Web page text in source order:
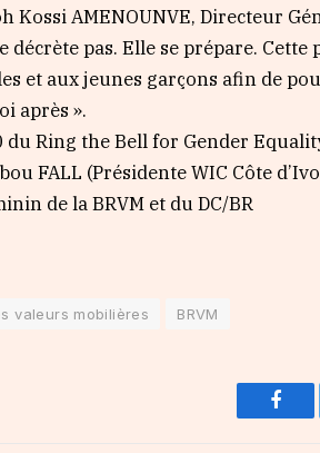
Kossi AMENOUNVE, Directeur
décrète pas. Elle se prépare.
et aux jeunes garçons afin de
après ».
du Ring the Bell for Gender
FALL (Présidente WIC Côte
de la BRVM et du DC/BR
valeurs mobilières BRVM